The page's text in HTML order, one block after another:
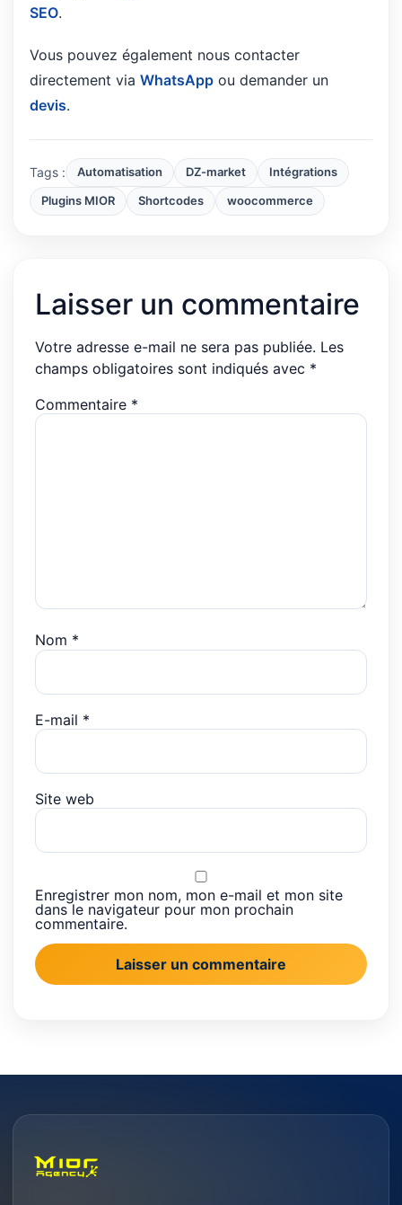
SEO.
Vous pouvez également nous contacter
directement via WhatsApp ou demander un
devis.
Tags : Automatisation DZ-market
Intégrations
Plugins MIOR
Shortcodes woocommerce
Laisser un commentaire
Votre adresse e-mail ne sera pas publiée. Les
champs obligatoires sont indiqués avec *
Commentaire *
Nom *
E-mail *
Site web
Enregistrer mon nom, mon e-mail et mon site
dans le navigateur pour mon prochain
commentaire.